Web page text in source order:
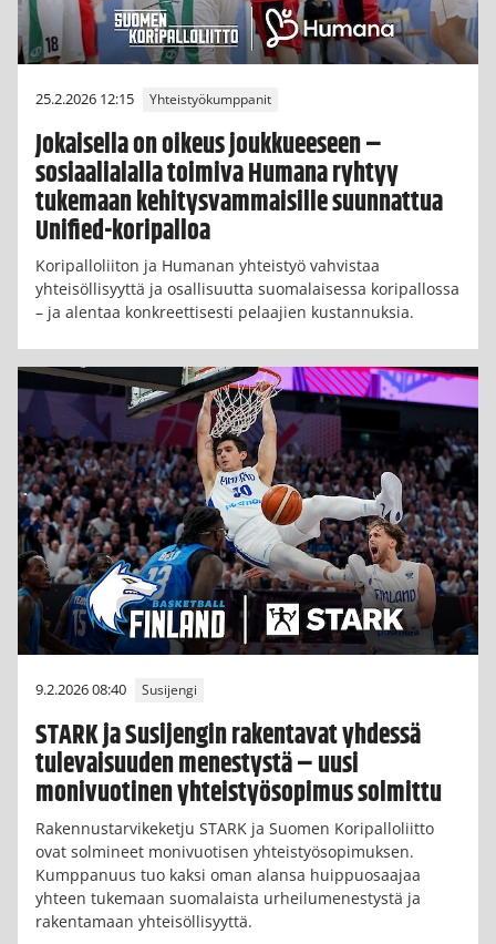
25.2.2026 12:15 Yhteistyökumppanit
Jokaisella on oikeus joukkueeseen –
sosiaalialalla toimiva Humana ryhtyy
tukemaan kehitysvammaisille suunnattua
Unified-koripalloa
Koripalloliiton ja Humanan yhteistyö vahvistaa
yhteisöllisyyttä ja osallisuutta suomalaisessa koripallossa
– ja alentaa konkreettisesti pelaajien kustannuksia.
9.2.2026 08:40 Susijengi
STARK ja Susijengin rakentavat yhdessä
tulevaisuuden menestystä – uusi
monivuotinen yhteistyösopimus solmittu
Rakennustarvikeketju STARK ja Suomen Koripalloliitto
ovat solmineet monivuotisen yhteistyösopimuksen.
Kumppanuus tuo kaksi oman alansa huippuosaajaa
yhteen tukemaan suomalaista urheilumenestystä ja
rakentamaan yhteisöllisyyttä.